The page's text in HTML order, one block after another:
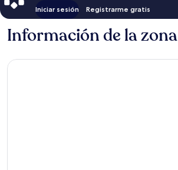
Iniciar sesión Registrarme gratis
Información de la zona